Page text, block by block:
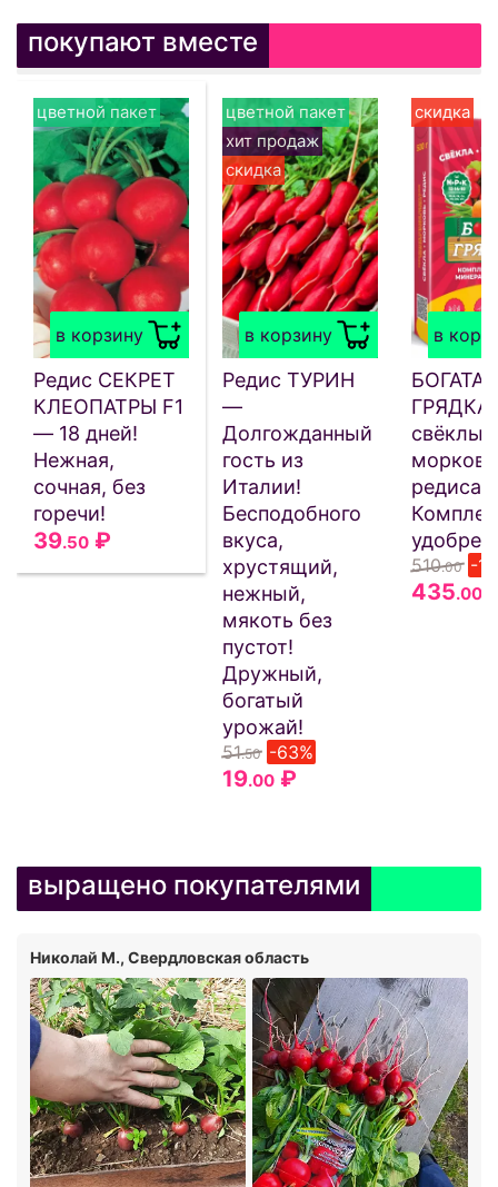
покупают вместе
в корзину
цветной пакет
Редис СЕКРЕТ
КЛЕОПАТРЫ F1
— 18 дней!
Нежная,
сочная, без
горечи!
39.50 ₽
в корзину
цветной пакет
хит продаж
скидка
Редис ТУРИН
—
Долгожданный
гость из
Италии!
Бесподобного
вкуса,
хрустящий,
нежный,
мякоть без
пустот!
Дружный,
богатый
урожай!
51.50 -63%
19.00 ₽
в
скидка
БОГАТАЯ
ГРЯДКА
свёклы,
редиса
510.00 -
435.00
выращено покупателями
Николай М., Свердловская область